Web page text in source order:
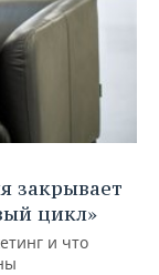
закрывает
цикл»
и что